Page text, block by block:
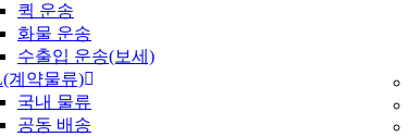
퀵 운송
화물 운송
수출입 운송(보세)
계약물류)
국내 물류
공동 배송